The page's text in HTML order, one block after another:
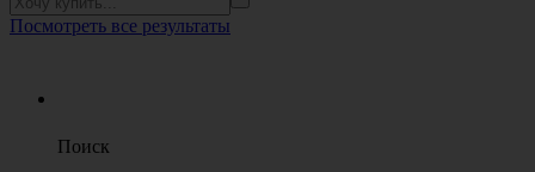
Посмотреть все результаты
Поиск